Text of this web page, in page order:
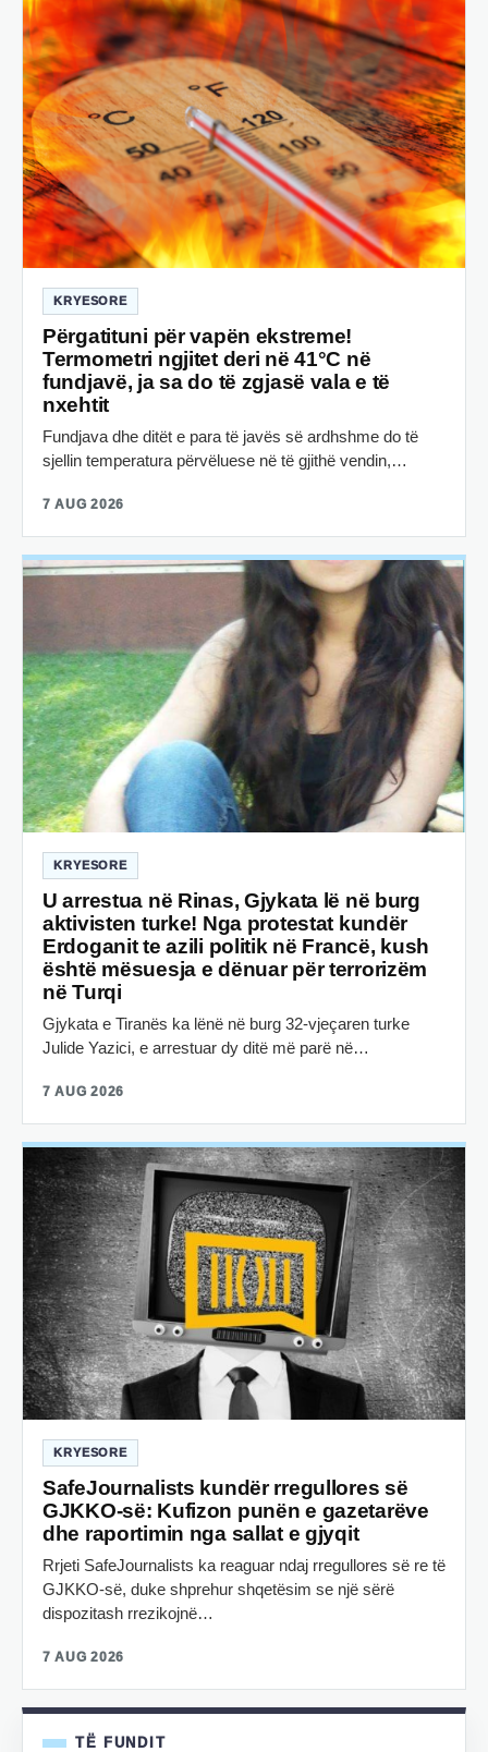
KRYESORE
Përgatituni për vapën ekstreme!
Termometri ngjitet deri në 41°C në
fundjavë, ja sa do të zgjasë vala e të
nxehtit
Fundjava dhe ditët e para të javës së ardhshme do të
sjellin temperatura përvëluese në të gjithë vendin,…
7 AUG 2026
KRYESORE
U arrestua në Rinas, Gjykata lë në burg
aktivisten turke! Nga protestat kundër
Erdoganit te azili politik në Francë, kush
është mësuesja e dënuar për terrorizëm
në Turqi
Gjykata e Tiranës ka lënë në burg 32-vjeçaren turke
Julide Yazici, e arrestuar dy ditë më parë në…
7 AUG 2026
KRYESORE
SafeJournalists kundër rregullores së
GJKKO-së: Kufizon punën e gazetarëve
dhe raportimin nga sallat e gjyqit
Rrjeti SafeJournalists ka reaguar ndaj rregullores së re të
GJKKO-së, duke shprehur shqetësim se një sërë
dispozitash rrezikojnë…
7 AUG 2026
TË FUNDIT